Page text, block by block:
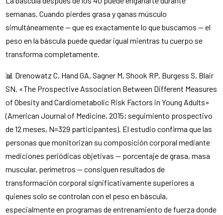
semanas. Cuando pierdes grasa y ganas músculo
simultáneamente — que es exactamente lo que buscamos — el
peso en la báscula puede quedar igual mientras tu cuerpo se
transforma completamente.
📊 Drenowatz C, Hand GA, Sagner M, Shook RP, Burgess S, Blair
SN. «The Prospective Association Between Different Measures
of Obesity and Cardiometabolic Risk Factors in Young Adults»
(American Journal of Medicine, 2015; seguimiento prospectivo
de 12 meses, N=329 participantes). El estudio confirma que las
personas que monitorizan su composición corporal mediante
mediciones periódicas objetivas — porcentaje de grasa, masa
muscular, perímetros — consiguen resultados de
transformación corporal significativamente superiores a
quienes solo se controlan con el peso en báscula,
especialmente en programas de entrenamiento de fuerza donde